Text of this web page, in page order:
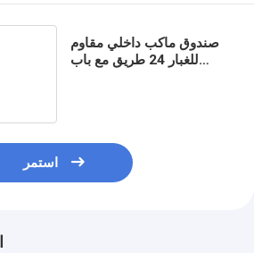
صندوق ماكب داخلي مقاوم
للغبار 24 طريق مع باب
استمر